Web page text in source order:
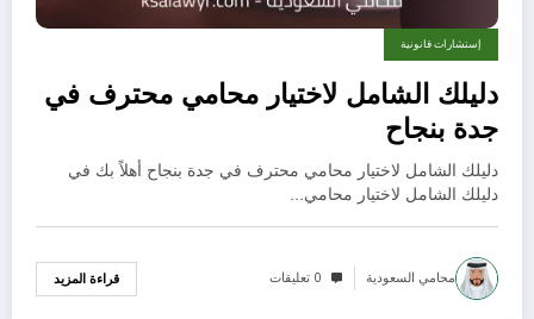
إستشارات قانونية
دليلك الشامل لاختيار محامي محترف في
جدة بنجاح
دليلك الشامل لاختيار محامي محترف في جدة بنجاح أهلاً بك في
دليلك الشامل لاختيار محامي…
محامي السعودية 0 تعليقات قراءة المزيد